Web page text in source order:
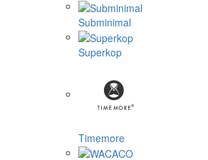
Subminimal
Superkop
Timemore